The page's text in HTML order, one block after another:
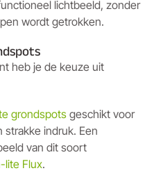
lichtbeeld, zonder
wordt getrokken.
heb je de keuze uit
grondspots geschikt voor
indruk. Een
van dit soort
lite Flux.